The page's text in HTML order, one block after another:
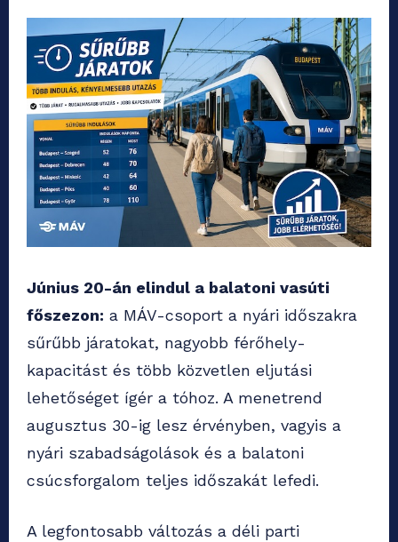
Június 20-án elindul a balatoni vasúti
főszezon: a MÁV-csoport a nyári időszakra
sűrűbb járatokat, nagyobb férőhely-
kapacitást és több közvetlen eljutási
lehetőséget ígér a tóhoz. A menetrend
augusztus 30-ig lesz érvényben, vagyis a
nyári szabadságolások és a balatoni
csúcsforgalom teljes időszakát lefedi.
A legfontosabb változás a déli parti